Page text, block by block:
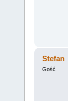
Stefan
Gość